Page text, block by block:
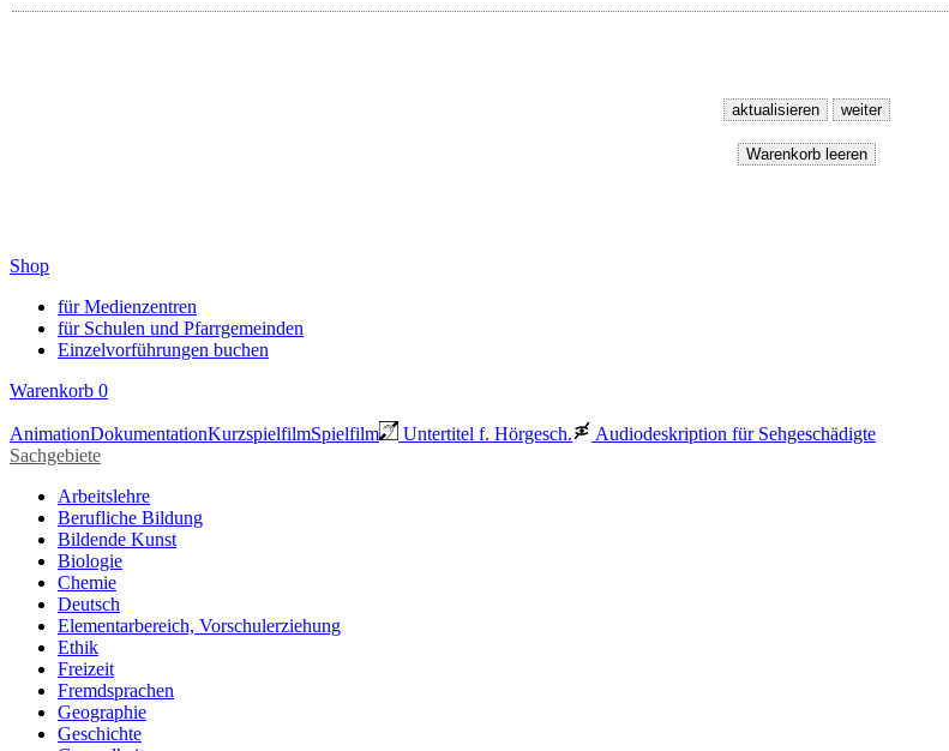
Shop
für Medienzentren
für Schulen und Pfarrgemeinden
Einzelvorführungen buchen
Warenkorb 0
AnimationDokumentationKurzspielfilmSpielfilm Untertitel f. Hörgesch.
Audiodeskription für Sehgeschädigte
Sachgebiete
Arbeitslehre
Berufliche Bildung
Bildende Kunst
Biologie
Chemie
Deutsch
Elementarbereich, Vorschulerziehung
Ethik
Freizeit
Fremdsprachen
Geographie
Geschichte